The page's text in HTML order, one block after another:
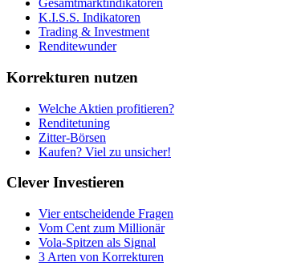
Gesamtmarktindikatoren
K.I.S.S. Indikatoren
Trading & Investment
Renditewunder
Korrekturen nutzen
Welche Aktien profitieren?
Renditetuning
Zitter-Börsen
Kaufen? Viel zu unsicher!
Clever Investieren
Vier entscheidende Fragen
Vom Cent zum Millionär
Vola-Spitzen als Signal
3 Arten von Korrekturen